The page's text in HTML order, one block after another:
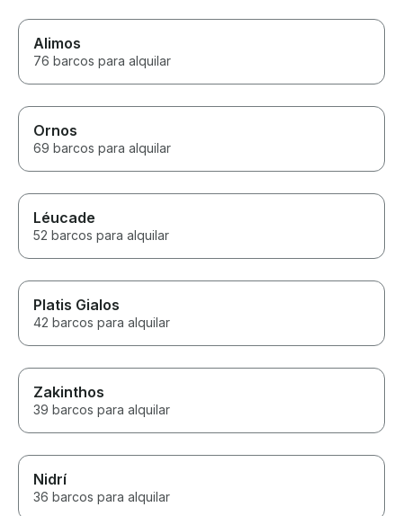
Alimos
76 barcos para alquilar
Ornos
69 barcos para alquilar
Léucade
52 barcos para alquilar
Platis Gialos
42 barcos para alquilar
Zakinthos
39 barcos para alquilar
Nidrí
36 barcos para alquilar